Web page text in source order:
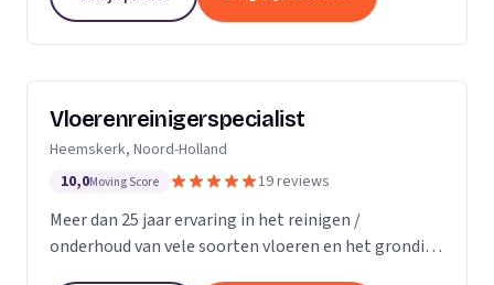
inzetbaarheid....
Vloerenreinigerspecialist
Heemskerk, Noord-Holland
10,0Moving Score 19 reviews
Meer dan 25 jaar ervaring in het reinigen /
onderhoud van vele soorten vloeren en het grondig